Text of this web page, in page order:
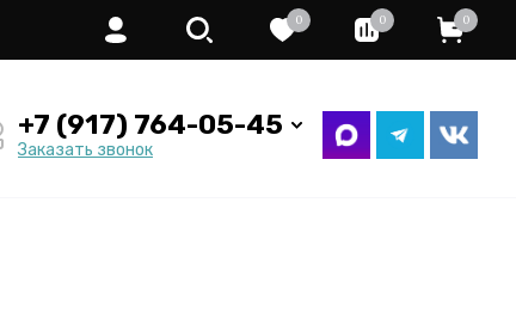
0 0 0
+7 (917) 764-05-45
Заказать звонок